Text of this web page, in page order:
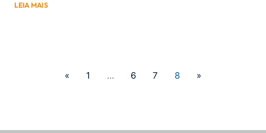
LEIA MAIS
« 1 … 6 7 8 »